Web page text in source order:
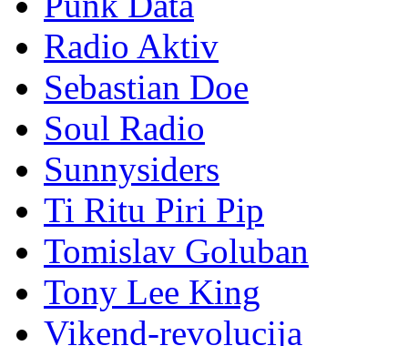
Radio Aktiv
Sebastian Doe
Soul Radio
Sunnysiders
Ti Ritu Piri Pip
Tomislav Goluban
Tony Lee King
Vikend-revolucija